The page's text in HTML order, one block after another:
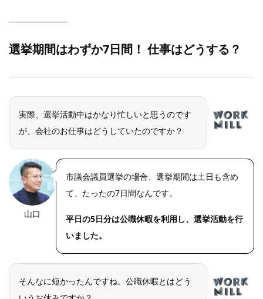
選挙期間はわずか7日間！ 仕事はどうする？
実際、選挙活動中はかなり忙しいと思うのです
が、会社のお仕事はどうしていたのですか？
山口
市議会議員選挙の場合、選挙期間は土日も含め
て、たったの7日間なんです。
平日の5日分は公職休暇を利用し、選挙活動を行
いました。
そんなに短かったんですね。公職休暇とはどう